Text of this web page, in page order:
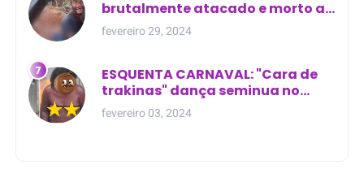
brutalmente atacado e morto a
golpes de facão em joão lisboa
fevereiro 29, 2024
ESQUENTA CARNAVAL: "Cara de
trakinas" dança seminua no
meio da rua na Bahia
fevereiro 03, 2024